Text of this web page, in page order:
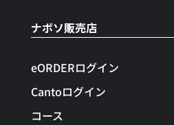
ナボソ販売店
eORDERログイン
Cantoログイン
コース